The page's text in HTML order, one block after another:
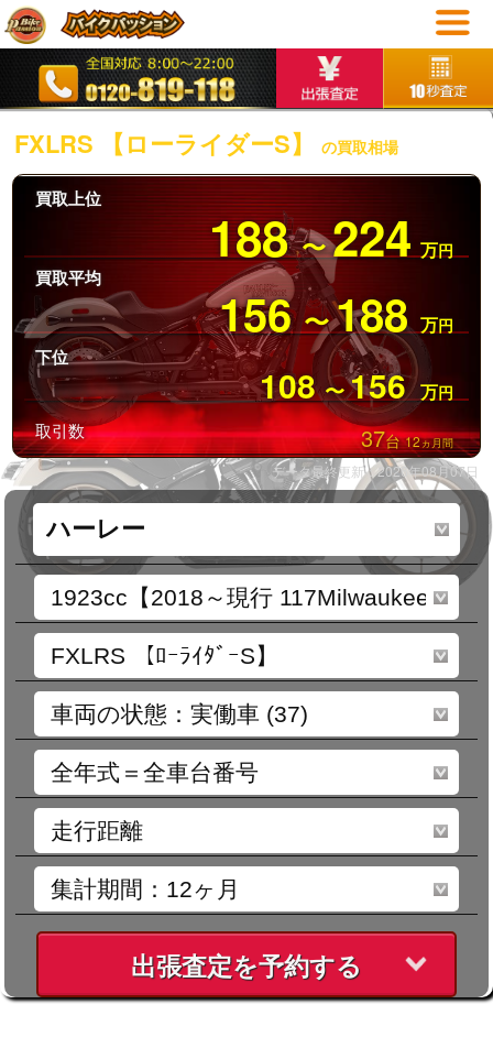
FXLRS 【ローライダーS】 の買取相場
買取上位
188 〜224 万円
買取平均
156 〜188 万円
下位
108 〜156 万円
取引数 37台12ヵ月間
データ最終更新：2026年08月07日
出張査定を予約する